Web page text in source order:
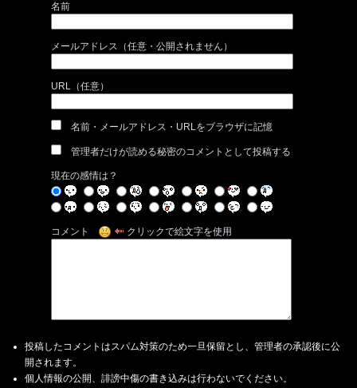
名前
メールアドレス（任意・公開されません）
URL（任意）
名前・メールアドレス・URLをブラウザに記憶
管理者だけが読める秘密のコメントとして投稿する
現在の感情は？
コメント クリックで絵文字を使用
投稿したコメントはスパム対策のため一旦保留とし、管理者の承認後に公
開されます。
個人情報の公開、誹謗中傷の書き込みは行わないでください。